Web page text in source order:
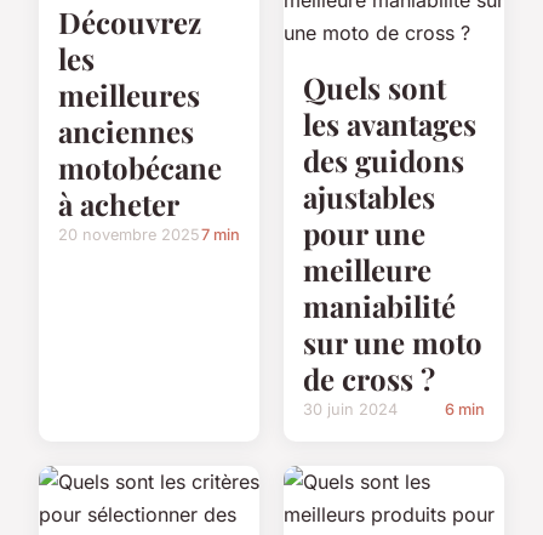
Découvrez
les
meilleures
anciennes
motobécane
à acheter
20 novembre 20257 min
Quels sont
les avantages
des guidons
ajustables
pour une
meilleure
maniabilité
sur une moto
de cross ?
30 juin 2024 6 min